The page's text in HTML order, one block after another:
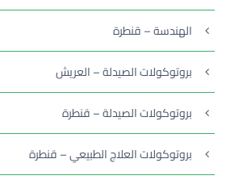
الهندسة – قنطرة
بروتوكولات الصيدلة – العريش
بروتوكولات الصيدلة – قنطرة
بروتوكولات العلاج الطبيعي – قنطرة